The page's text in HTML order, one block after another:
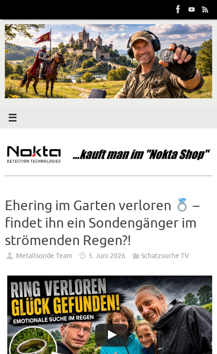
Inhalt
springen
Ehering im Garten verloren
–
findet ihn ein Sondengänger im
strömenden Regen?!
Metallsonde Team 5. Juni 2026 Schatzsuche TV